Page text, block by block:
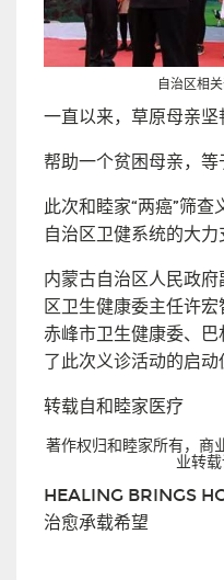
自治区相
一直以来，草原母亲坚
帮助一个贫困母亲，等
此次和睦家“两癌”筛查
自治区卫健系统的大力
内蒙古自治区人民政
区卫生健康委主任许宏
赤峰市卫生健康委、
了此次义诊活动的启动
转载自和睦家医疗
著作权归和睦家所有，商
业转载
HEALING BRINGS
治愈承载希望